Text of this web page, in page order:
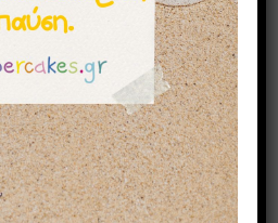
χαρακτήρα
και γλυκές ευχέςγια
ή αγοράκι